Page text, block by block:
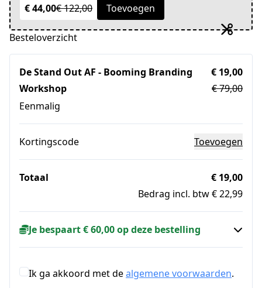
€ 44,00€ 122,00 Toevoegen
Besteloverzicht
De Stand Out AF - Booming Branding
Workshop
Eenmalig
€ 19,00
€ 79,00
Kortingscode Toevoegen
Totaal
€ 19,00
Bedrag incl. btw € 22,99
Je bespaart € 60,00 op deze bestelling
Ik ga akkoord met dealgemene voorwaarden.